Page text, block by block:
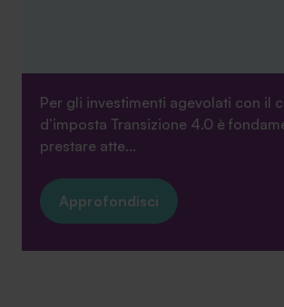
Per gli investimenti agevolati con il
d’imposta Transizione 4.0 è
prestare atte...
Approfondisci